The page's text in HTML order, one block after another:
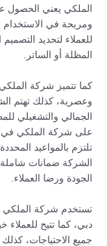
الملكي يعني الحصول
ومريحة في
للعملاء لتحديد
المظلة أو الساتر.
كما تتميز شركة
وعصرية، كذلك تهتم
الجمالي والتشغيلي
على شركة الملكي في
تلتزم بالمواعيد
الشركة ضمانات
الجودة ورضا العملاء.
تستخدم شركة الملكي
دبي، كما تتيح للعملاء
جميع الاحتياجات،